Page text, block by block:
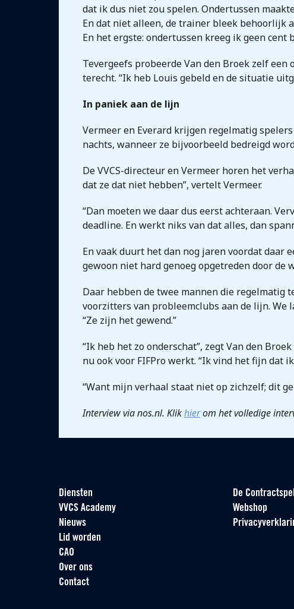
dat ik dus niet zou spelen. Ondertussen
En dat niet alleen, de trainer bleek behoorlijk
En het ergste: ondertussen kreeg ik geen cent
Tevergeefs probeerde Van den Broek zelf
terecht. “Ik heb Louis gebeld en de situatie
In paniek aan de lijn
Vermeer en Everard krijgen regelmatig spelers
nachts, wanneer ze bijvoorbeeld bedreigd
De VVCS-directeur en Vermeer horen het
dat ze dat niet hebben”, vertelt Vermeer.
“Dan moeten we daar dus eerst achteraan.
deadline. En werkt niks van dat alles, dan
En vaak duurt het dan nog jaren voordat daar
gewoon niet hard genoeg opgetreden door de
Daar hebben de twee mannen die regelmatig
voorzitters van probleemclubs aan de lijn. We
“Ze zijn het gewend.”
“Ik heb het zo onderschat”, zegt Van den
nu ook voor FIFPro werkt. “Ik vind het fijn dat
“Want mijn verhaal staat niet op zichzelf; dit
Interview via nos.nl. Klikhierom het volledige
Diensten
VVCS Academy
Nieuws
Lid worden
CAO
Over ons
Contact
De
Webshop